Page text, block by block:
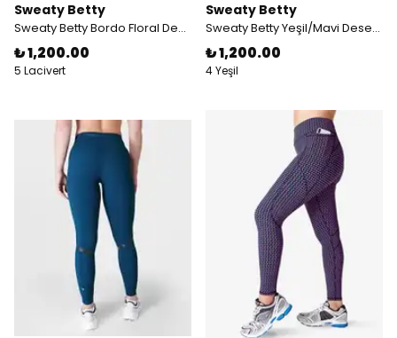
Sweaty Betty
Sweaty Betty Bordo Floral Desenli Spor Taytı
₺ 1,200.00
5 Lacivert
Sweaty Betty
Sweaty Betty Yeşil/Mavi Desenli Cep Detaylı Spor Taytı
₺ 1,200.00
4 Yeşil